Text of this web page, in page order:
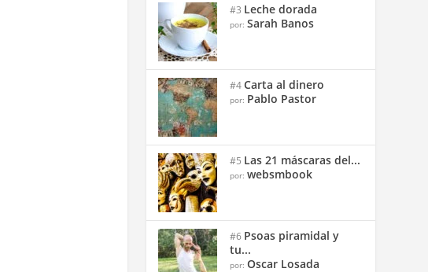
#3 Leche dorada
por:Sarah Banos
#4Carta al dinero
por: Pablo Pastor
#5 Las 21 máscaras del...
por:websmbook
#6 Psoas piramidal y
tu...
por:Oscar Losada